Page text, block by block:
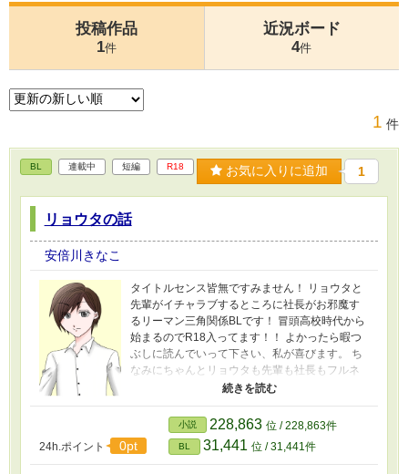
投稿作品
1件
近況ボード
4件
1 件
BL 連載中 短編 R18 お気に入りに追加 1
リョウタの話
安倍川きなこ
タイトルセンス皆無ですみません！ リョウタと
先輩がイチャラブするところに社長がお邪魔す
るリーマン三角関係BLです！ 冒頭高校時代から
始まるのでR18入ってます！！ よかったら暇つ
ぶしに読んでいって下さい、私が喜びます。 ち
なみにちゃんとリョウタも先輩も社長もフルネ
ームあります。 出てこないだけで。出てこない
24h.ポイント 0pt
小説 228,863 位 / 228,863件
BL 31,441 位 / 31,441件